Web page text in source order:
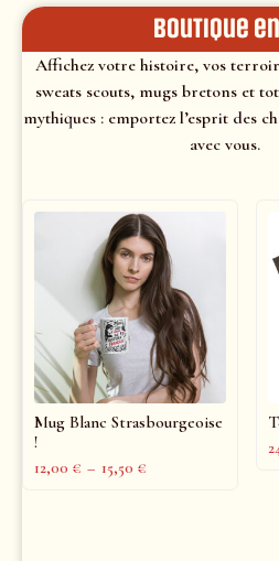
Boutique
Affichez votre histoire, vos
sweats scouts, mugs bretons et
mythiques : emportez l’esprit des
avec vous.
Mug Blanc Strasbourgeoise
!
12,00 € – 15,50 €